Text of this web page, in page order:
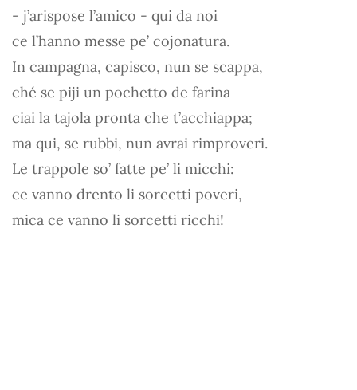
- j’arispose l’amico - qui da noi
ce l’hanno messe pe’ cojonatura.
In campagna, capisco, nun se scappa,
ché se piji un pochetto de farina
ciai la tajola pronta che t’acchiappa;
ma qui, se rubbi, nun avrai rimproveri.
Le trappole so’ fatte pe’ li micchi:
ce vanno drento li sorcetti poveri,
mica ce vanno li sorcetti ricchi!